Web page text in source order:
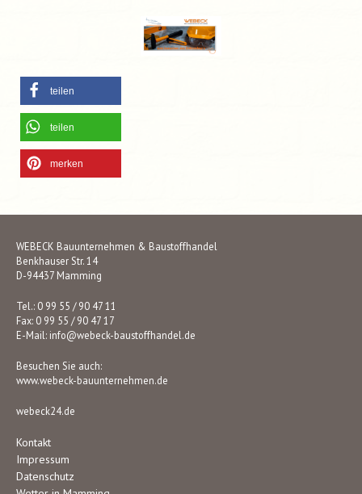
teilen
teilen
merken
WEBECK Bauunternehmen & Baustoffhandel
Benkhauser Str. 14
D-94437 Mamming
Tel.: 0 99 55 / 90 47 11
Fax: 0 99 55 / 90 47 17
E-Mail: info@webeck-baustoffhandel.de
Besuchen Sie auch:
www.webeck-bauunternehmen.de
webeck24.de
Kontakt
Impressum
Datenschutz